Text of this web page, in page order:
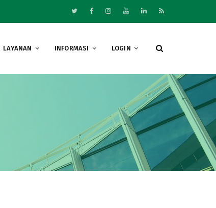
LAYANAN INFORMASI LOGIN